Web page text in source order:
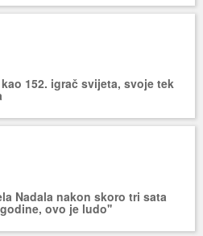
152. igrač svijeta, svoje tek
Nadala nakon skoro tri sata
ovo je ludo''